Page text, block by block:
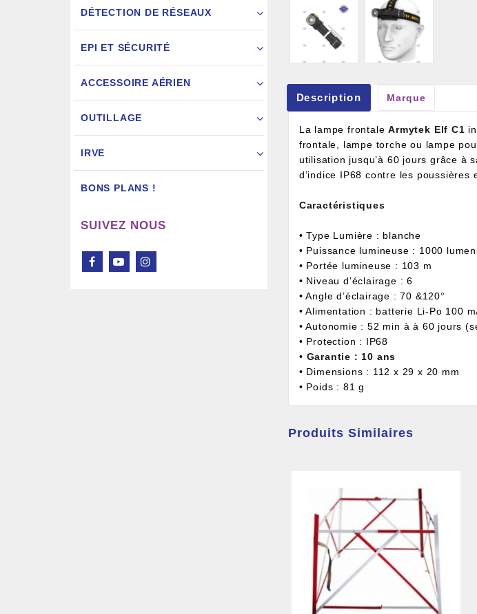
DÉTECTION DE RÉSEAUX
EPI ET SÉCURITÉ
ACCESSOIRE AÉRIEN
OUTILLAGE
IRVE
BONS PLANS !
SUIVEZ NOUS
Description Marque
La lampe frontaleArmytek Elf C1
frontale, lampe torche ou lampe
utilisation jusqu’à 60 jours grâce à
d’indice IP68 contre les poussières
Caractéristiques
• Type Lumière : blanche
• Puissance lumineuse : 1000
• Portée lumineuse : 103 m
• Niveau d’éclairage : 6
• Angle d’éclairage : 70 &120°
• Alimentation : batterie Li-Po 100
• Autonomie : 52 min à à 60 jours
• Protection : IP68
• Garantie : 10 ans
• Dimensions : 112 x 29 x 20 mm
• Poids : 81 g
Produits Similaires